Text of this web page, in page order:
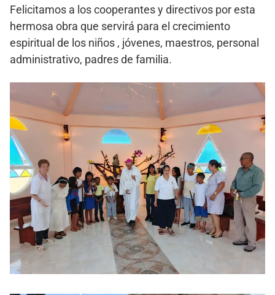
Felicitamos a los cooperantes y directivos por esta
hermosa obra que servirá para el crecimiento
espiritual de los niños , jóvenes, maestros, personal
administrativo, padres de familia.